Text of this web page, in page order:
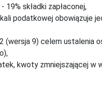
19% składki zapłaconej,
podatkowej obowiązuje
(wersja 9) celem ustalenia
kwoty zmniejszającej w